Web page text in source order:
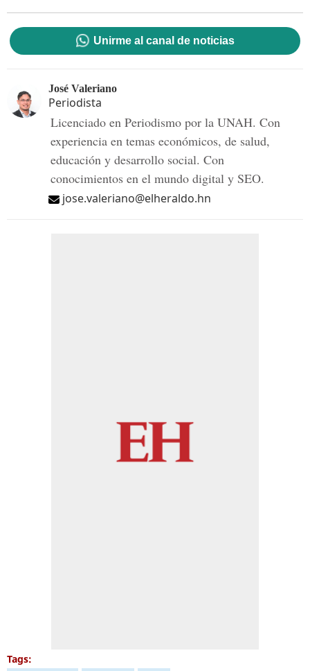
Unirme al canal de noticias
José Valeriano
Periodista
Licenciado en Periodismo por la UNAH. Con
experiencia en temas económicos, de salud,
educación y desarrollo social. Con
conocimientos en el mundo digital y SEO.
jose.valeriano@elheraldo.hn
Tags: